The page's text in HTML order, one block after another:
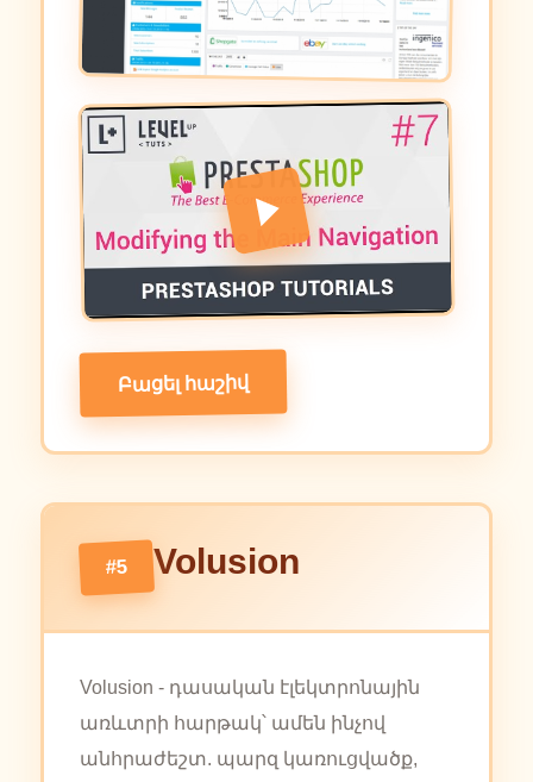
Բացել հաշիվ
#5 Volusion
Volusion - դասական էլեկտրոնային
առևտրի հարթակ՝ ամեն ինչով
անհրաժեշտ. պարզ կառուցվածք,